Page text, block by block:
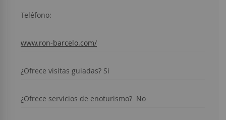
Teléfono:
www.ron-barcelo.com/
¿Ofrece visitas guiadas? Si
¿Ofrece servicios de enoturismo? No